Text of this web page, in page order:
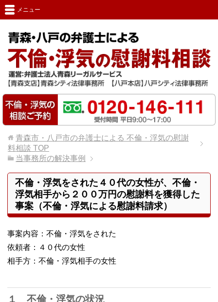
メニュー
青森市・八戸市の弁護士による 不倫・浮気の慰謝
料相談 TOP
当事務所の解決事例
不倫・浮気をされた４０代の女性が、不倫・
浮気相手から２００万円の慰謝料を獲得した
事案（不倫・浮気による慰謝料請求）
事案内容：不倫・浮気をされた
依頼者：４０代の女性
相手方：不倫・浮気相手の女性
１ 不倫・浮気の状況